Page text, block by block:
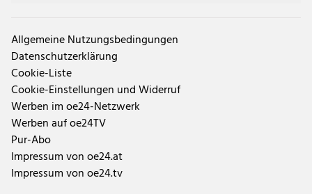
Allgemeine Nutzungsbedingungen
Datenschutzerklärung
Cookie-Liste
Cookie-Einstellungen und Widerruf
Werben im oe24-Netzwerk
Werben auf oe24TV
Pur-Abo
Impressum von oe24.at
Impressum von oe24.tv